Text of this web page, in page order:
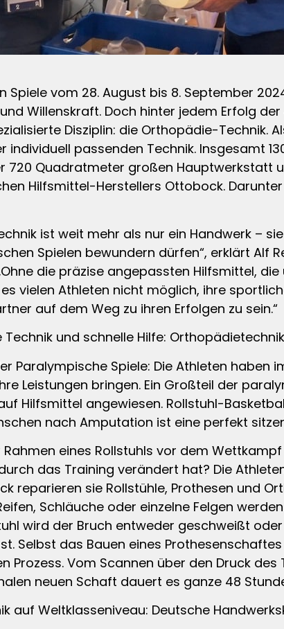
Spiele vom 28. August bis 8. September
Willenskraft. Doch hinter jedem Erfolg
Disziplin: die Orthopädie-Technik.
individuell passenden Technik. Insgesamt
720 Quadratmeter großen Hauptwerkstatt
Hilfsmittel-Herstellers Ottobock.
ist weit mehr als nur ein Handwerk –
Spielen bewundern dürfen“, erklärt
die präzise angepassten Hilfsmittel,
vielen Athleten nicht möglich, ihre
auf dem Weg zu ihren Erfolgen zu sein.“
und schnelle Hilfe:
Paralympische Spiele: Die Athleten
Leistungen bringen. Ein Großteil der
Hilfsmittel angewiesen. Rollstuhl-
nach Amputation ist eine perfekt
eines Rollstuhls vor dem
das Training verändert hat? Die
reparieren sie Rollstühle, Prothesen und
Schläuche oder einzelne Felgen
wird der Bruch entweder geschweißt
Selbst das Bauen eines
Prozess. Vom Scannen über den Druck
neuen Schaft dauert es ganze 48
auf Weltklasseniveau: Deutsche